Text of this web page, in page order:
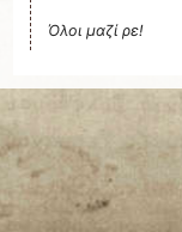
Όλοι μαζί ρε!